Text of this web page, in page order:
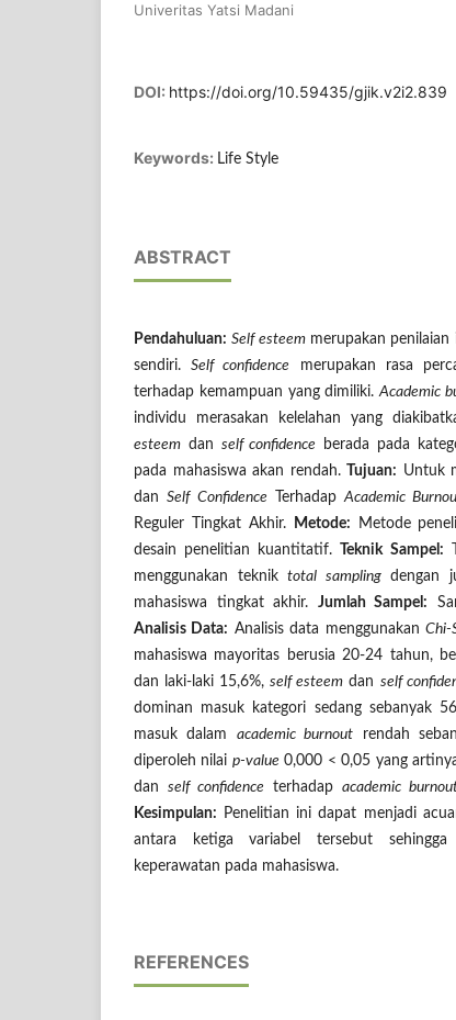
Univeritas Yatsi Madani
DOI: https://doi.org/10.59435/gjik.v2i2.839
Keywords: Life Style
ABSTRACT
Pendahuluan: Self esteemmerupakan penilaian
sendiri.Self confidence
merupakan rasa
terhadap kemampuan yang dimiliki.Academic
individu merasakan kelelahan yang
esteem dan self confidence berada pada
pada mahasiswa akan rendah.
Tujuan: Untuk
danSelf Confidence TerhadapAcademic
Reguler Tingkat Akhir.
Metode: Metode
desain penelitian kuantitatif.
Teknik Sampel:
menggunakan teknik total samplingdengan
mahasiswa tingkat akhir. Jumlah Sampel:
Analisis Data: Analisis data menggunakanChi-
mahasiswa mayoritas berusia 20-24 tahun,
dan laki-laki 15,6%,self esteem dan self
dominan masuk kategori sedang sebanyak
masuk dalam academic burnout rendah
diperoleh nilai p-value 0,000 < 0,05 yang
dan self confidence terhadap academic
Kesimpulan: Penelitian ini dapat menjadi
antara ketiga variabel tersebut
keperawatan pada mahasiswa.
REFERENCES